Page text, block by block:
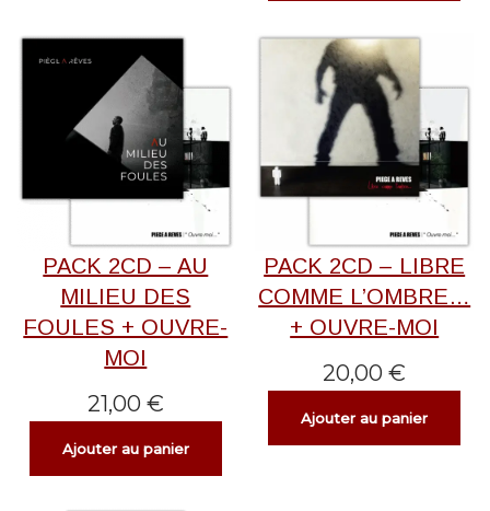
PACK 2CD – AU
MILIEU DES
FOULES + OUVRE-
MOI
21,00 €
Ajouter au panier
PACK 2CD – LIBRE
COMME L’OMBRE…
+ OUVRE-MOI
20,00€
Ajouter au panier